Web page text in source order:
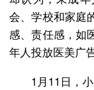
会、学校和家庭
感、责任感，如
年人投放医美广
1月11日，